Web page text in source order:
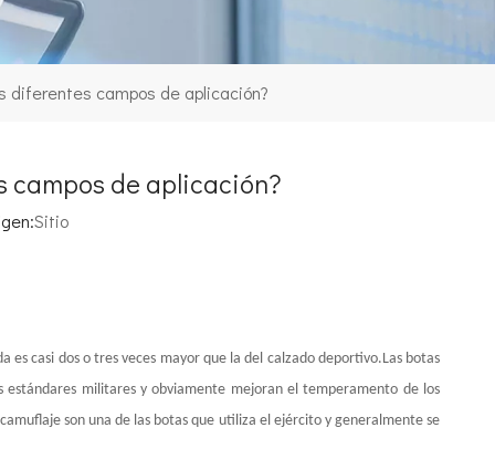
diferentes campos de aplicación?
campos de aplicación?
Sitio
es casi dos o tres veces mayor que la del calzado deportivo.Las botas
militares y obviamente mejoran el temperamento de los
son una de las botas que utiliza el ejército y generalmente se